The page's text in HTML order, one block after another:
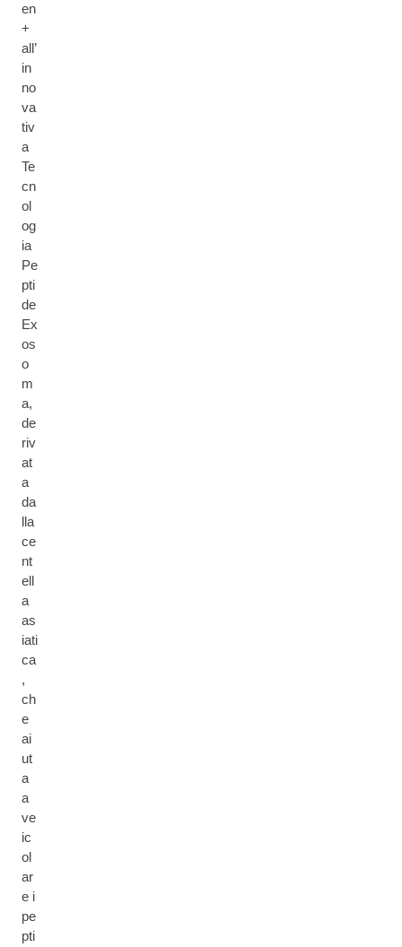
en
+
all’
in
no
va
tiv
a
Te
cn
ol
og
ia
Pe
pti
de
Ex
os
o
m
a,
de
riv
at
a
da
lla
ce
nt
ell
a
as
iati
ca
,
ch
e
ai
ut
a
a
ve
ic
ol
ar
e i
pe
pti